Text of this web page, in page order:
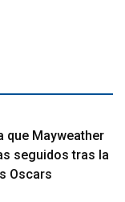
que Mayweather
seguidos tras la
Oscars